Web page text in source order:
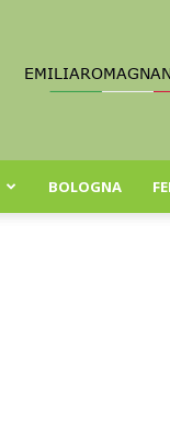
Romagna
BOLOGNA